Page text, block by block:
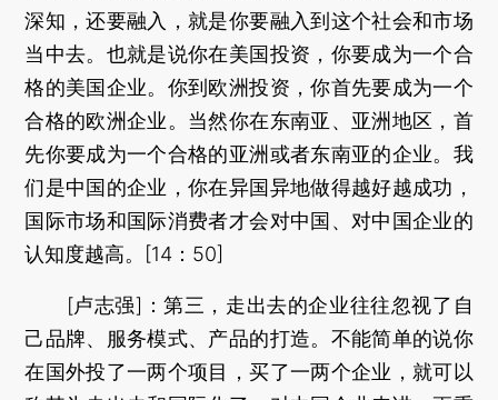
深知，还要融入，就是你要融入到这个社会和市场
当中去。也就是说你在美国投资，你要成为一个合
格的美国企业。你到欧洲投资，你首先要成为一个
合格的欧洲企业。当然你在东南亚、亚洲地区，首
先你要成为一个合格的亚洲或者东南亚的企业。我
们是中国的企业，你在异国异地做得越好越成功，
国际市场和国际消费者才会对中国、对中国企业的
认知度越高。[14：50]
[卢志强]：第三，走出去的企业往往忽视了自
己品牌、服务模式、产品的打造。不能简单的说你
在国外投了一两个项目，买了一两个企业，就可以